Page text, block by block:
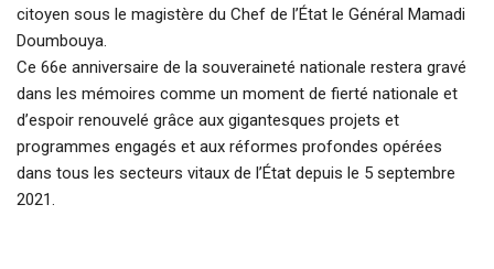
citoyen sous le magistère du Chef de l’État le Général Mamadi
Doumbouya.
Ce 66e anniversaire de la souveraineté nationale restera gravé
dans les mémoires comme un moment de fierté nationale et
d’espoir renouvelé grâce aux gigantesques projets et
programmes engagés et aux réformes profondes opérées
dans tous les secteurs vitaux de l’État depuis le 5 septembre
2021.